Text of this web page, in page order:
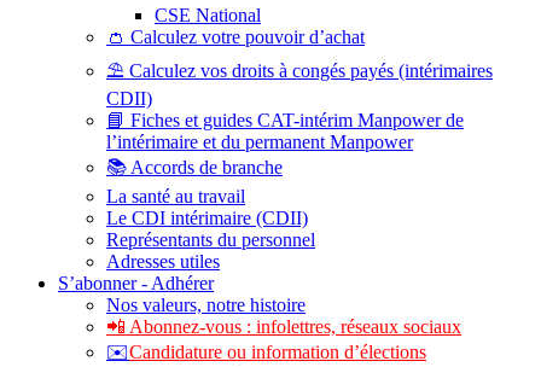
CSE National
👛 Calculez votre pouvoir d’achat
⛱️ Calculez vos droits à congés payés (intérimaires
CDII)
📘 Fiches et guides CAT-intérim Manpower de
l’intérimaire et du permanent Manpower
📚 Accords de branche
La santé au travail
Le CDI intérimaire (CDII)
Représentants du personnel
Adresses utiles
S’abonner - Adhérer
Nos valeurs, notre histoire
📲 Abonnez-vous : infolettres, réseaux sociaux
✉️Candidature ou information d’élections